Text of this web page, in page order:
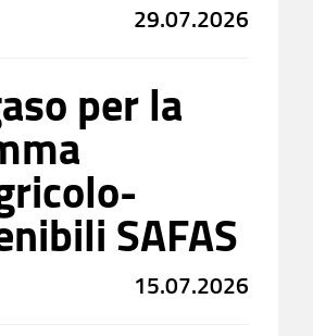
29.07.2026
per la
SAFAS
15.07.2026